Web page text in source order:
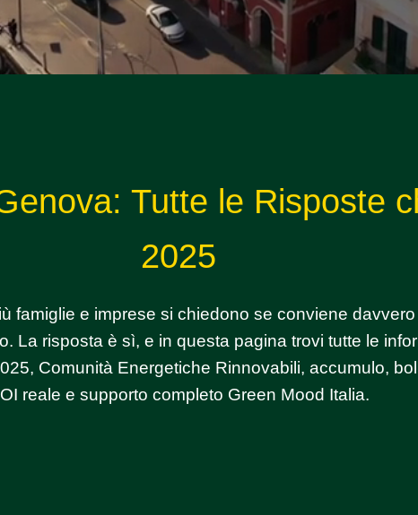
Tutte le Risposte
2025
famiglie e imprese si chiedono se conviene
La risposta è sì, e in questa pagina trovi tutte le
Comunità Energetiche Rinnovabili, accumulo,
reale e supporto completo Green Mood Italia.